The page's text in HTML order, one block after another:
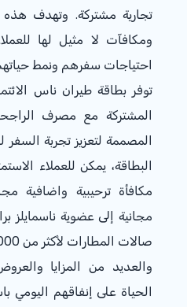
تجارية مشتركة. وتهدف هذه
ومكافآت لا مثيل لها
احتياجات سفرهم ونمط
توفر بطاقة طيران ناس
المشتركة مع مصرف
المصممة لتعزيز تجربة
مكافأة ترحيبية واضافية
مجانية إلى عضوية ناسمايلز
والعديد من المزايا
الحياة على إنفاقهم اليومي